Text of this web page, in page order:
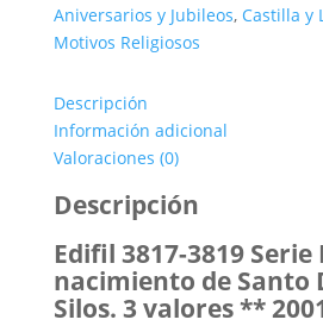
Aniversarios y Jubileos, Castilla y
Motivos Religiosos
Descripción
Información adicional
Valoraciones (0)
Descripción
Edifil 3817-3819
nacimiento de Santo
Silos. 3 valores **